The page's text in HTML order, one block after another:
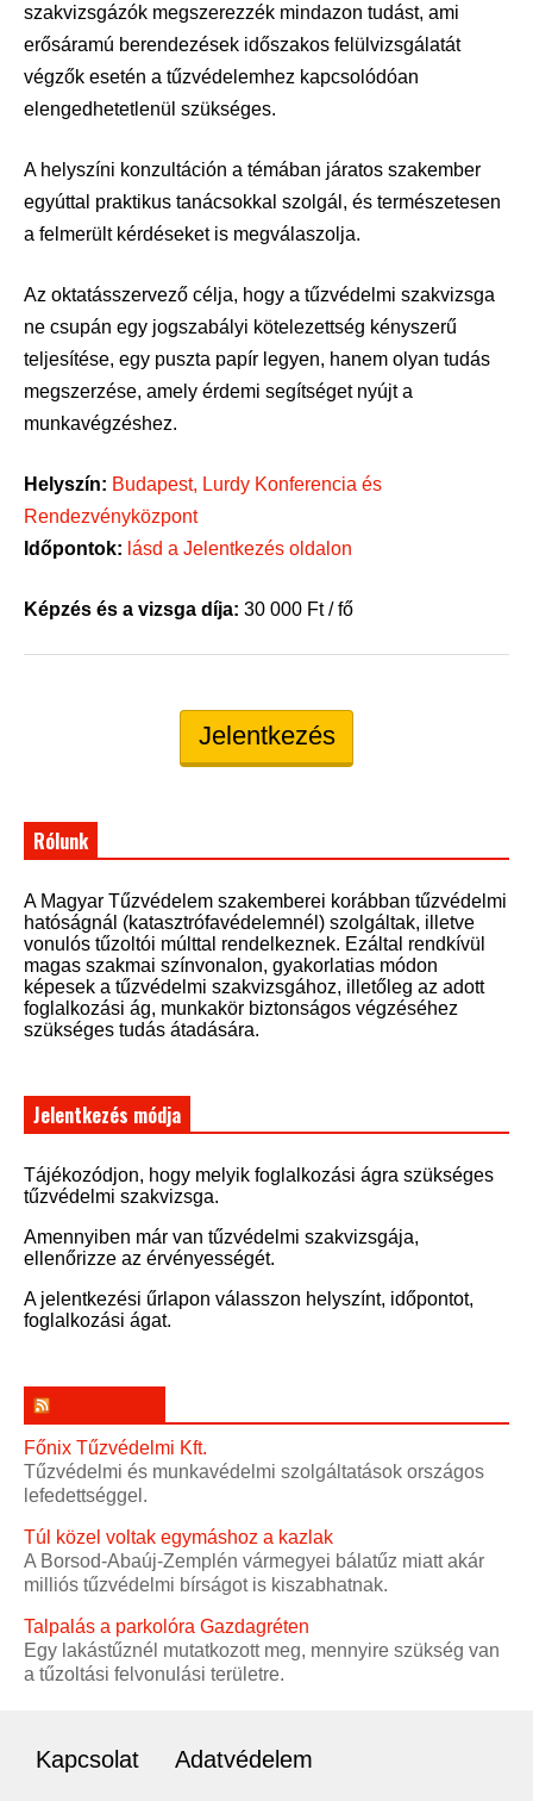
szakvizsgázók megszerezzék mindazon tudást, ami
erősáramú berendezések időszakos felülvizsgálatát
végzők esetén a tűzvédelemhez kapcsolódóan
elengedhetetlenül szükséges.
A helyszíni konzultáción a témában járatos szakember
egyúttal praktikus tanácsokkal szolgál, és természetesen
a felmerült kérdéseket is megválaszolja.
Az oktatásszervező célja, hogy a tűzvédelmi szakvizsga
ne csupán egy jogszabályi kötelezettség kényszerű
teljesítése, egy puszta papír legyen, hanem olyan tudás
megszerzése, amely érdemi segítséget nyújt a
munkavégzéshez.
Helyszín: Budapest, Lurdy Konferencia és
Rendezvényközpont
Időpontok: lásd a Jelentkezés oldalon
Képzés és a vizsga díja: 30 000 Ft / fő
Jelentkezés
Rólunk
A Magyar Tűzvédelem szakemberei korábban tűzvédelmi
hatóságnál (katasztrófavédelemnél) szolgáltak, illetve
vonulós tűzoltói múlttal rendelkeznek. Ezáltal rendkívül
magas szakmai színvonalon, gyakorlatias módon
képesek a tűzvédelmi szakvizsgához, illetőleg az adott
foglalkozási ág, munkakör biztonságos végzéséhez
szükséges tudás átadására.
Jelentkezés módja
Tájékozódjon, hogy melyik foglalkozási ágra szükséges
tűzvédelmi szakvizsga.
Amennyiben már van tűzvédelmi szakvizsgája,
ellenőrizze az érvényességét.
A jelentkezési űrlapon válasszon helyszínt, időpontot,
foglalkozási ágat.
Főnix Tűzvédelmi Kft.
Tűzvédelmi és munkavédelmi szolgáltatások országos
lefedettséggel.
Túl közel voltak egymáshoz a kazlak
A Borsod-Abaúj-Zemplén vármegyei bálatűz miatt akár
milliós tűzvédelmi bírságot is kiszabhatnak.
Talpalás a parkolóra Gazdagréten
Egy lakástűznél mutatkozott meg, mennyire szükség van
a tűzoltási felvonulási területre.
Kapcsolat Adatvédelem